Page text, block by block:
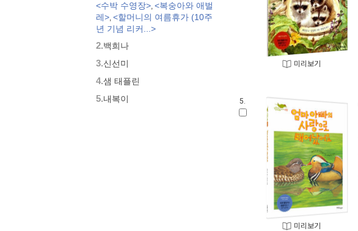
모두가 친구
벨 이마주
네버랜드 우리 걸작 그림책
비룡소 아기 그림책
세밀화로 그린 보리 아기그림책
붙여도 붙여도 스티커왕
국시꼬랭이 동네
<수박 수영장>, <복숭아와 애벌
레>, <할머니의 여름휴가 (10주
년 기념 리커...>
2.백희나
3.신선미
4.샘 태플린
5.내복이
미리보기
5.
미리보기